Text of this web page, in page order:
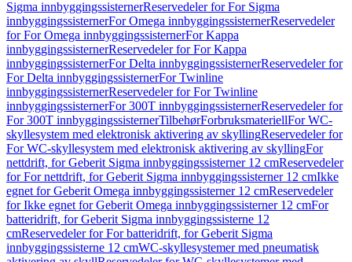
Sigma innbyggingssisternerReservedeler for For Sigma
innbyggingssisternerFor Omega innbyggingssisternerReservedeler
for For Omega innbyggingssisternerFor Kappa
innbyggingssisternerReservedeler for For Kappa
innbyggingssisternerFor Delta innbyggingssisternerReservedeler for
For Delta innbyggingssisternerFor Twinline
innbyggingssisternerReservedeler for For Twinline
innbyggingssisternerFor 300T innbyggingssisternerReservedeler for
For 300T innbyggingssisternerTilbehørForbruksmateriellFor WC-
skyllesystem med elektronisk aktivering av skyllingReservedeler for
For WC-skyllesystem med elektronisk aktivering av skyllingFor
nettdrift, for Geberit Sigma innbyggingssisterner 12 cmReservedeler
for For nettdrift, for Geberit Sigma innbyggingssisterner 12 cmIkke
egnet for Geberit Omega innbyggingssisterner 12 cmReservedeler
for Ikke egnet for Geberit Omega innbyggingssisterner 12 cmFor
batteridrift, for Geberit Sigma innbyggingssisterne 12
cmReservedeler for For batteridrift, for Geberit Sigma
innbyggingssisterne 12 cmWC-skyllesystemer med pneumatisk